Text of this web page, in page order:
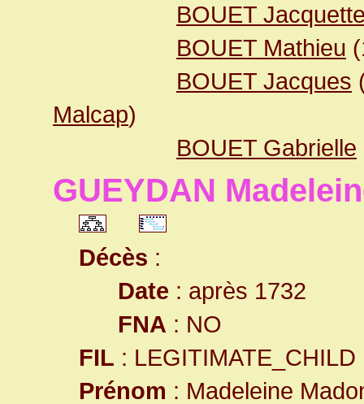
BOUET
BOUET Mathieu
BOUET Jacques
Malcap)
BOUET Gabrielle
GUEYDAN
Décès :
Date : après 1732
FNA : NO
FIL : LEGITIMATE_CHILD
Prénom : Madeleine